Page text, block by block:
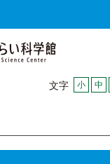
高知みらい科
文字 小 中